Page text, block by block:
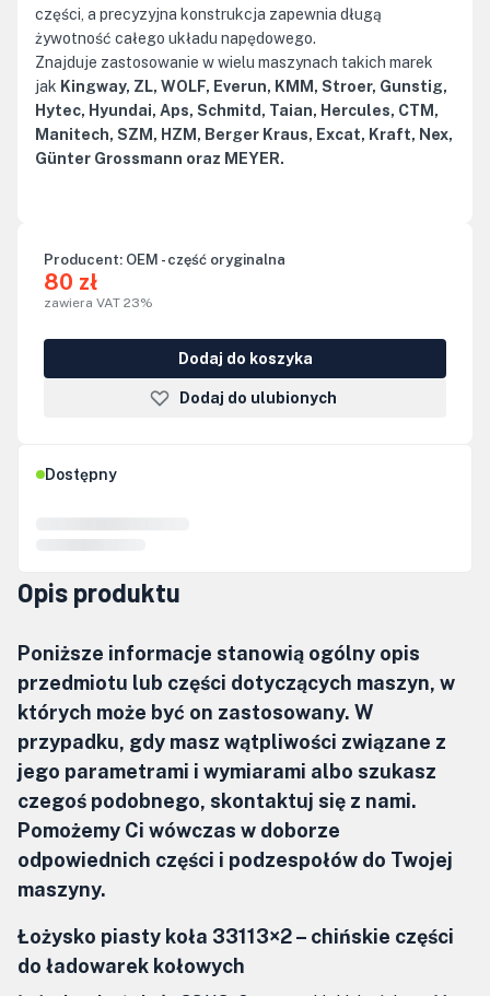
części, a precyzyjna konstrukcja zapewnia długą
żywotność całego układu napędowego.
Znajduje zastosowanie w wielu maszynach takich marek
jak Kingway, ZL, WOLF, Everun, KMM, Stroer, Gunstig,
Hytec, Hyundai, Aps, Schmitd, Taian, Hercules, CTM,
Manitech, SZM, HZM, Berger Kraus, Excat, Kraft, Nex,
Günter Grossmann oraz MEYER.
Producent: OEM - część oryginalna
80 zł
zawiera VAT 23%
Dodaj do koszyka
Dodaj do ulubionych
Dostępny
Opis produktu
Poniższe informacje stanowią ogólny opis
przedmiotu lub części dotyczących maszyn, w
których może być on zastosowany. W
przypadku, gdy masz wątpliwości związane z
jego parametrami i wymiarami albo szukasz
czegoś podobnego, skontaktuj się z nami.
Pomożemy Ci wówczas w doborze
odpowiednich części i podzespołów do Twojej
maszyny.
Łożysko piasty koła 33113×2 – chińskie części
do ładowarek kołowych